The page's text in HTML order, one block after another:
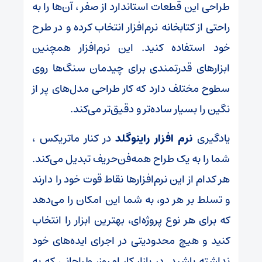
طراحی این قطعات استاندارد از صفر ، آن‌ها را به
راحتی از کتابخانه نرم‌افزار انتخاب کرده و در طرح
خود استفاده کنید. این نرم‌افزار همچنین
ابزارهای قدرتمندی برای چیدمان سنگ‌ها روی
سطوح مختلف دارد که کار طراحی مدل‌های پر از
نگین را بسیار ساده‌تر و دقیق‌تر می‌کند.
یادگیری نرم افزار راینوگلددر کنار ماتریکس ،
شما را به یک طراح همه‌فن‌حریف تبدیل می‌کند.
هر کدام از این نرم‌افزارها نقاط قوت خود را دارند
و تسلط بر هر دو، به شما این امکان را می‌دهد
که برای هر نوع پروژه‌ای، بهترین ابزار را انتخاب
کنید و هیچ محدودیتی در اجرای ایده‌های خود